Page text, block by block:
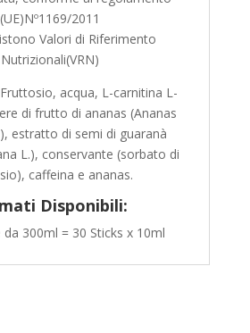
(UE)Nº1169/2011
Valori di Riferimento
Nutrizionali(VRN)
Fruttosio, acqua, L-carnitina L-
di frutto di ananas (Ananas
estratto di semi di guaranà
L.), conservante (sorbato di
caffeina e ananas.
Disponibili:
300ml = 30 Sticks x 10ml